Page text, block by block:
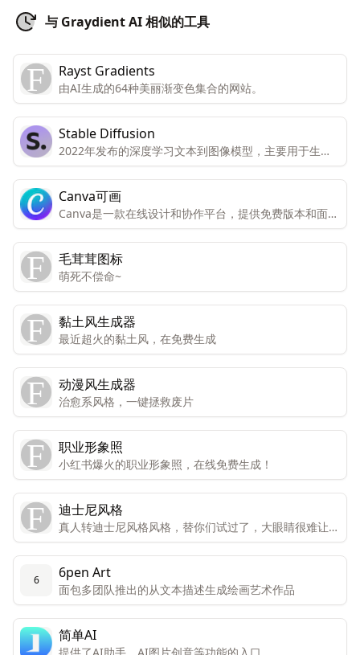
与 Graydient AI 相似的工具
Rayst Gradients
由AI生成的64种美丽渐变色集合的网站。
Stable Diffusion
2022年发布的深度学习文本到图像模型，主要用于生成
基于文本描述的详细图像，为图像生成和处理提供了更多
的可能性。
Canva可画
Canva是一款在线设计和协作平台，提供免费版本和面向
个人和团队的高级版本。高级版本包括所有功能和内容，
而免费版本只能有限访问。Canva还提供免费访问注册的
非营利组织和教育机构。Canva提供数千种专业模板、图
像和高质量内容，可创建设计、演示文稿、视频和社交媒
体内容。
毛茸茸图标
萌死不偿命~
黏土风生成器
最近超火的黏土风，在免费生成
动漫风生成器
治愈系风格，一键拯救废片
职业形象照
小红书爆火的职业形象照，在线免费生成！
迪士尼风格
真人转迪士尼风格风格，替你们试过了，大眼睛很难让人
不喜欢。
6 6pen Art
面包多团队推出的从文本描述生成绘画艺术作品
简单AI